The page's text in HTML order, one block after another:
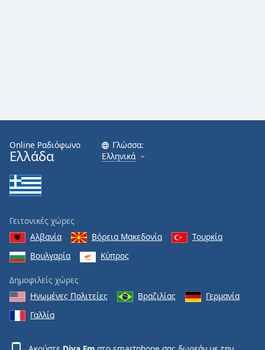
Family
Reset
Modal
Dialog
End
window.
Online Ραδιόφωνο
Ελλάδα
Γλώσσα:
Ελληνικά
Γειτονικές χώρες
Αλβανία
Βόρεια Μακεδονία
Τουρκία
Βουλγαρία
Κύπρος
Δημοφιλείς χώρες
Ηνωμένες Πολιτείες
Βραζιλίας
Γερμανία
Γαλλία